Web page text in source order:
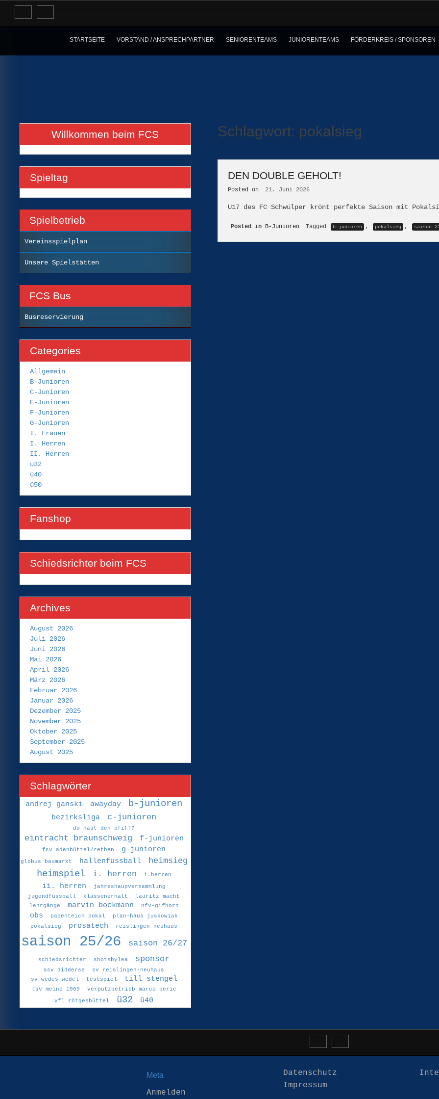
Skip
content
STARTSEITE VORSTAND / ANSPRECHPARTNER SENIORENTEAMS JUNIORENTEAMS FÖRDERKREIS / SPONSOREN
Schlagwort: pokalsieg
DEN DOUBLE GEHOLT!
Posted on 21. Juni 2026
U17 des FC Schwülper krönt perfekte Saison mit
Posted in B-Junioren Tagged b-junioren , pokalsieg , saison
Willkommen beim FCS
Spieltag
Spielbetrieb
Vereinsspielplan
Unsere Spielstätten
FCS Bus
Busreservierung
Categories
Allgemein
B-Junioren
C-Junioren
E-Junioren
F-Junioren
G-Junioren
I. Frauen
I. Herren
II. Herren
ü32
ü40
ü50
Fanshop
Schiedsrichter beim FCS
Archives
August 2026
Juli 2026
Juni 2026
Mai 2026
April 2026
März 2026
Februar 2026
Januar 2026
Dezember 2025
November 2025
Oktober 2025
September 2025
August 2025
Schlagwörter
andrej ganski awayday b-junioren
bezirksliga c-junioren
du hast den pfiff?
eintracht braunschweig f-junioren
fsv adenbüttel/rethen g-junioren
globus baumarkt hallenfussball heimsieg
heimspiel i. herren i.herren
ii. herren
jahreshaupversammlung
jugendfussball
klassenerhalt
lauritz macht
lehrgänge
marvin bockmann nfv-gifhorn
obs papenteich pokal
plan-haus juskowiak
pokalsieg
prosatech reislingen-neuhaus
saison 25/26 saison 26/27
schiedsrichter shotsbylea sponsor
ssv didderse
sv reislingen-neuhaus
sv wedes-wedel
testspiel till stengel
tsv meine 1909
verputzbetrieb marco peric
vfl rötgesbüttel
ü32 ü40
Meta
Anmelden
Datenschutz
Impressum